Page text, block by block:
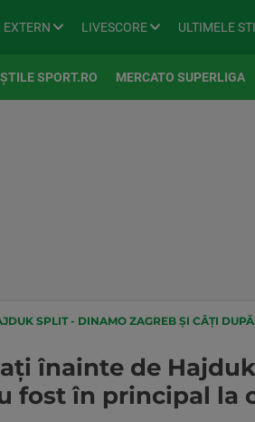
EXTERN LIVESCORE ULTIMELE
SPORT.RO MERCATO SUPERLIGA
- DINAMO ZAGREB ȘI CÂȚI DUPĂ: ”RĂNILE
înainte de
fost în principal la